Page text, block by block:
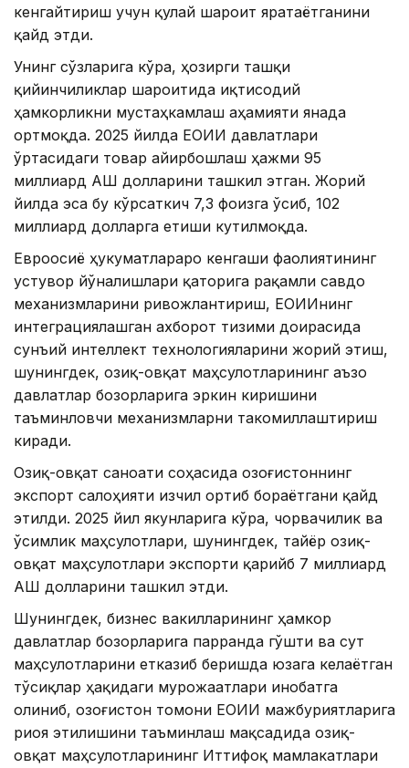
кенгайтириш учун қулай шароит яратаётганини
қайд этди.
Унинг сўзларига кўра, ҳозирги ташқи
қийинчиликлар шароитида иқтисодий
ҳамкорликни мустаҳкамлаш аҳамияти янада
ортмоқда. 2025 йилда ЕОИИ давлатлари
ўртасидаги товар айирбошлаш ҳажми 95
миллиард АҚШ долларини ташкил этган. Жорий
йилда эса бу кўрсаткич 7,3 фоизга ўсиб, 102
миллиард долларга етиши кутилмоқда.
Евроосиё ҳукуматлараро кенгаши фаолиятининг
устувор йўналишлари қаторига рақамли савдо
механизмларини ривожлантириш, ЕОИИнинг
интеграциялашган ахборот тизими доирасида
сунъий интеллект технологияларини жорий этиш,
шунингдек, озиқ-овқат маҳсулотларининг аъзо
давлатлар бозорларига эркин киришини
таъминловчи механизмларни такомиллаштириш
киради.
Озиқ-овқат саноати соҳасида Қозоғистоннинг
экспорт салоҳияти изчил ортиб бораётгани қайд
этилди. 2025 йил якунларига кўра, чорвачилик ва
ўсимлик маҳсулотлари, шунингдек, тайёр озиқ-
овқат маҳсулотлари экспорти қарийб 7 миллиард
АҚШ долларини ташкил этди.
Шунингдек, бизнес вакилларининг ҳамкор
давлатлар бозорларига парранда гўшти ва сут
маҳсулотларини етказиб беришда юзага келаётган
тўсиқлар ҳақидаги мурожаатлари инобатга
олиниб, Қозоғистон томони ЕОИИ мажбуриятларига
риоя этилишини таъминлаш мақсадида озиқ-
овқат маҳсулотларининг Иттифоқ мамлакатлари